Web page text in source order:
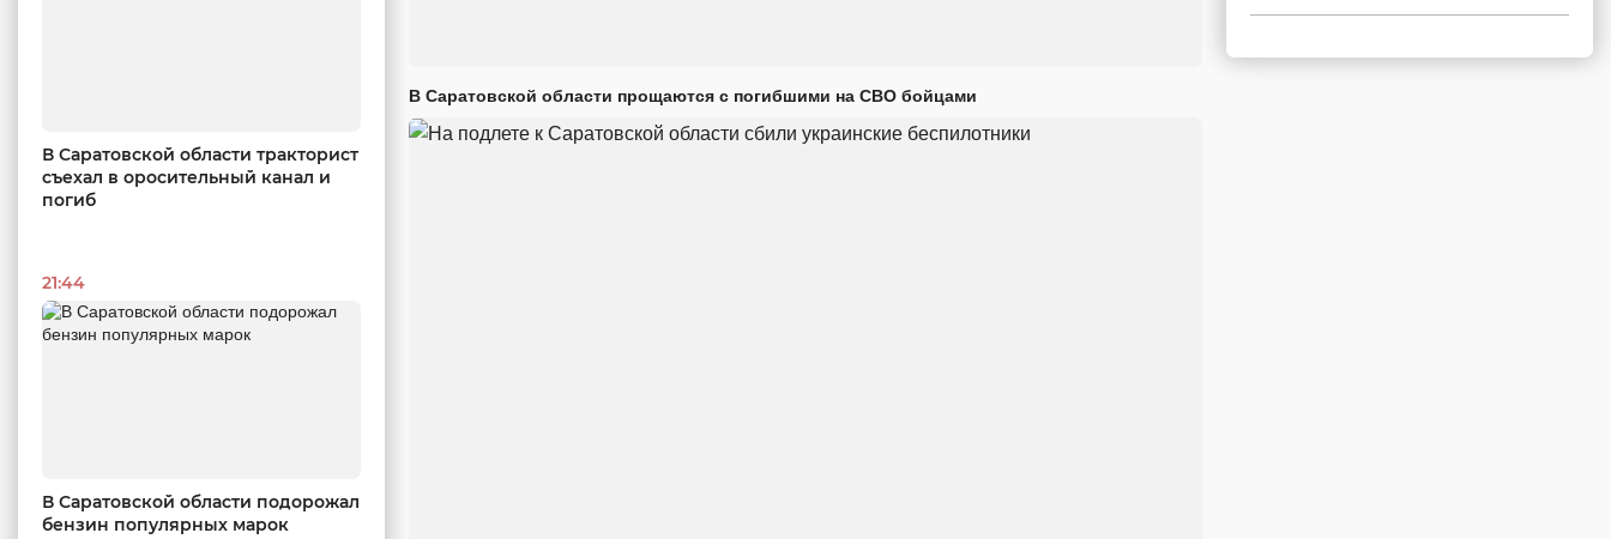
В Саратовской области тракторист
съехал в оросительный канал и
погиб
21:44
В Саратовской области подорожал
бензин популярных марок
В Саратовской области прощаются с погибшими на СВО бойцами